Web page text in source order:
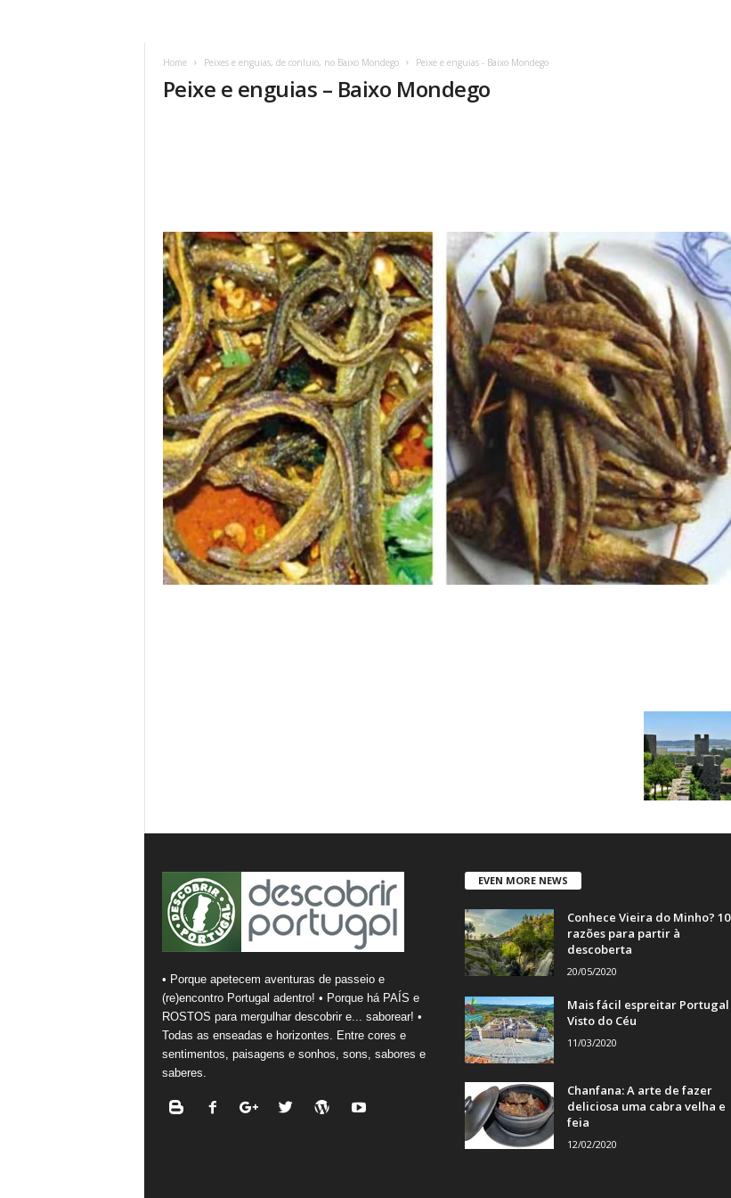
Home Peixes e enguias, de conluio, no Baixo Mondego Peixe e enguias - Baixo Mondego
Peixe e enguias – Baixo Mondego
• Porque apetecem aventuras de passeio e
(re)encontro Portugal adentro! • Porque há PAÍS e
ROSTOS para mergulhar descobrir e... saborear! •
Todas as enseadas e horizontes. Entre cores e
sentimentos, paisagens e sonhos, sons, sabores e
saberes.
EVEN MORE NEWS
Conhece Vieira do Minho? 10
razões para partir à
descoberta
20/05/2020
Mais fácil espreitar Portugal
Visto do Céu
11/03/2020
Chanfana: A arte de fazer
deliciosa uma cabra velha e
feia
12/02/2020